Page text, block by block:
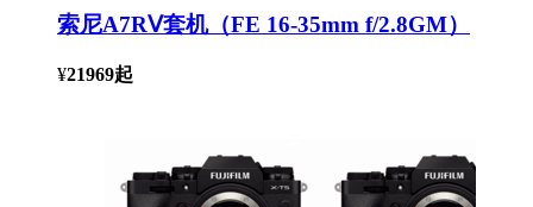
索尼A7RⅤ套机（FE 16-35mm f/2.8GM）
¥21969起